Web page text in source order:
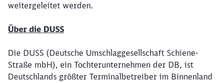
weitergeleitet werden.
Über die DUSS
Die DUSS (Deutsche Umschlaggesellschaft Schiene-
Straße mbH), ein Tochterunternehmen der DB, ist
Deutschlands größter Terminalbetreiber im Binnenland